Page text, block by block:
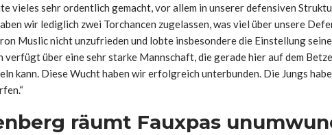
vieles sehr ordentlich gemacht, vor allem in unserer defensiven
wir lediglich zwei Torchancen zugelassen, was viel über unsere
Muslic nicht unzufrieden und lobte insbesondere die Einstellung
verfügt über eine sehr starke Mannschaft, die gerade hier auf dem
kann. Diese Wucht haben wir erfolgreich unterbunden. Die Jungs
räumt Fauxpas